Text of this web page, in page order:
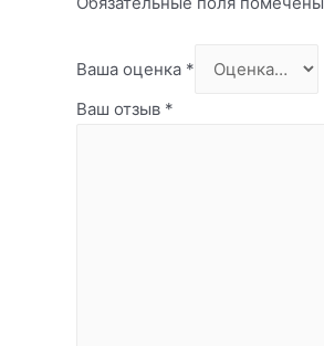
Ваша оценка *
Ваш отзыв *